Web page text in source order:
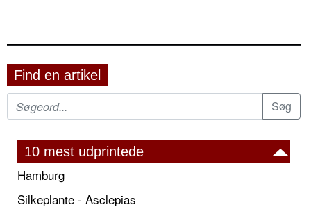
Find en artikel
10 mest udprintede
Hamburg
Silkeplante - Asclepias